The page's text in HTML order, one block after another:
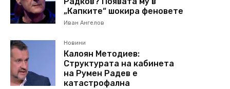
„Капките“ шокира феновете
Иван Ангелов
Новини
Калоян Методиев:
Структурата на кабинета
на Румен Радев е
катастрофална